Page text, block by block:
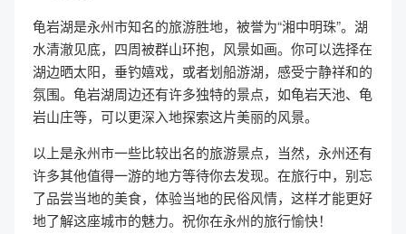
龟岩湖是永州市知名的旅游胜地，被誉为“湘中明珠”。湖
水清澈见底，四周被群山环抱，风景如画。你可以选择在
湖边晒太阳，垂钓嬉戏，或者划船游湖，感受宁静祥和的
氛围。龟岩湖周边还有许多独特的景点，如龟岩天池、龟
岩山庄等，可以更深入地探索这片美丽的风景。
以上是永州市一些比较出名的旅游景点，当然，永州还有
许多其他值得一游的地方等待你去发现。在旅行中，别忘
了品尝当地的美食，体验当地的民俗风情，这样才能更好
地了解这座城市的魅力。祝你在永州的旅行愉快！